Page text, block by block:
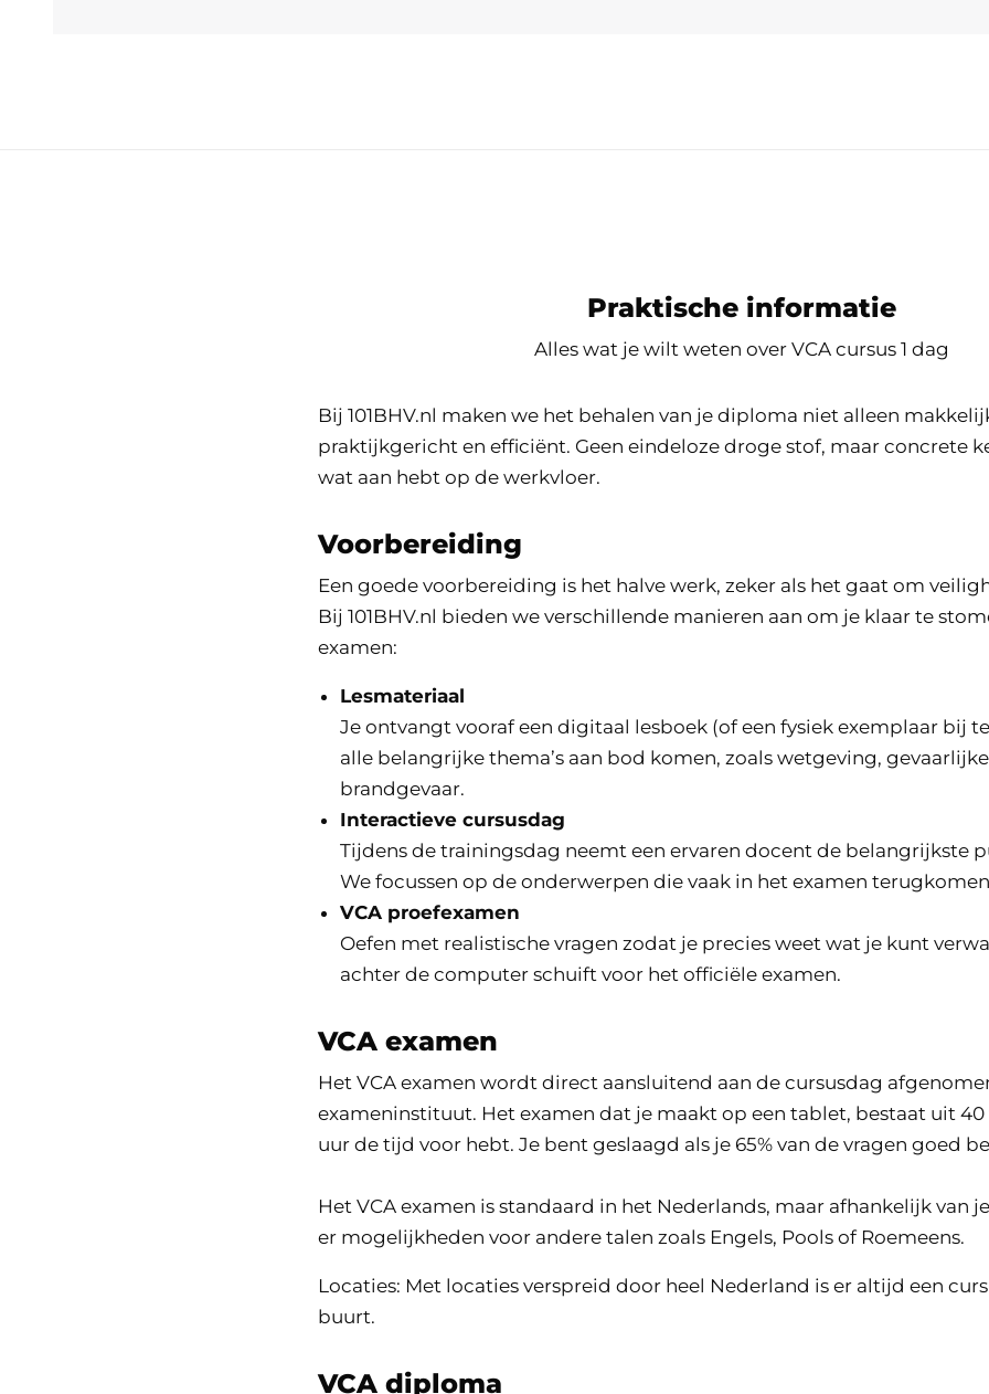
Praktische informatie
Alles wat je wilt weten over VCA cursus 1 dag
Bij 101BHV.nl maken we het behalen van je diploma niet alleen
praktijkgericht en efficiënt. Geen eindeloze droge stof, maar concrete
wat aan hebt op de werkvloer.
Voorbereiding
Een goede voorbereiding is het halve werk, zeker als het gaat om
Bij 101BHV.nl bieden we verschillende manieren aan om je klaar te
examen:
Lesmateriaal
Je ontvangt vooraf een digitaal lesboek (of een fysiek exemplaar bij
alle belangrijke thema’s aan bod komen, zoals wetgeving,
brandgevaar.
Interactieve cursusdag
Tijdens de trainingsdag neemt een ervaren docent de belangrijkste
We focussen op de onderwerpen die vaak in het examen
VCA proefexamen
Oefen met realistische vragen zodat je precies weet wat je kunt
achter de computer schuift voor het officiële examen.
VCA examen
Het VCA examen wordt direct aansluitend aan de cursusdag
exameninstituut. Het examen dat je maakt op een tablet, bestaat uit 40
uur de tijd voor hebt. Je bent geslaagd als je 65% van de vragen goed
Het VCA examen is standaard in het Nederlands, maar afhankelijk van
er mogelijkheden voor andere talen zoals Engels, Pools of Roemeens.
Locaties: Met locaties verspreid door heel Nederland is er altijd een
buurt.
VCA diploma